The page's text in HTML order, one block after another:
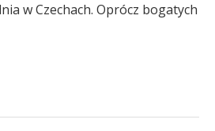
w Czechach. Oprócz bogatych